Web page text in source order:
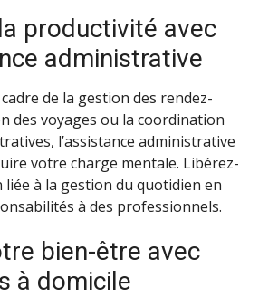
productivité avec
administrative
de la gestion des rendez-
des voyages ou la coordination
l’assistance administrative
votre charge mentale. Libérez-
liée à la gestion du quotidien en
à des professionnels.
bien-être avec
à domicile